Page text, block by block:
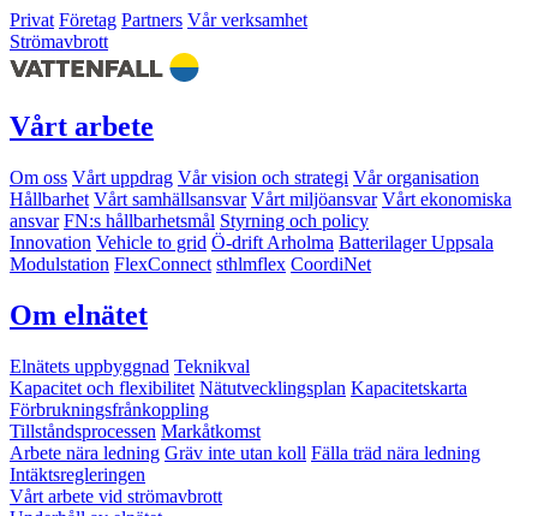
Privat Företag Partners Vår verksamhet
Strömavbrott
Vårt arbete
Om oss Vårt uppdrag Vår vision och strategi Vår organisation
Hållbarhet Vårt samhällsansvar Vårt miljöansvar Vårt ekonomiska
ansvar FN:s hållbarhetsmål Styrning och policy
Innovation Vehicle to grid Ö-drift Arholma Batterilager Uppsala
Modulstation FlexConnect sthlmflex CoordiNet
Om elnätet
Elnätets uppbyggnad Teknikval
Kapacitet och flexibilitet Nätutvecklingsplan Kapacitetskarta
Förbrukningsfrånkoppling
Tillståndsprocessen Markåtkomst
Arbete nära ledning Gräv inte utan koll Fälla träd nära ledning
Intäktsregleringen
Vårt arbete vid strömavbrott